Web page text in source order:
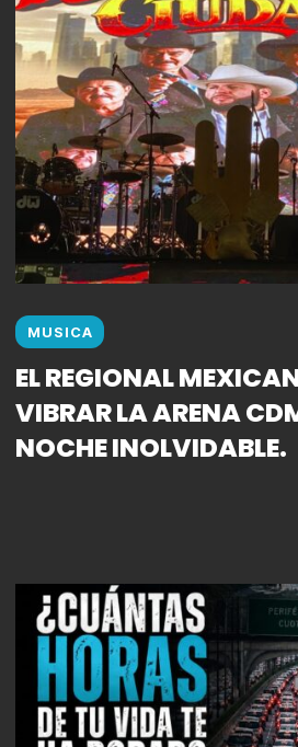
MUSICA
EL REGIONAL
VIBRAR LA ARENA
NOCHE INOLVIDABLE.